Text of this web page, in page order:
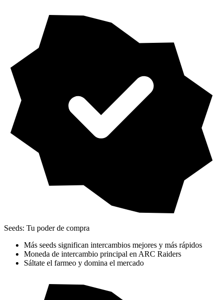
Seeds: Tu poder de compra
Más seeds significan intercambios mejores y más rápidos
Moneda de intercambio principal en ARC Raiders
Sáltate el farmeo y domina el mercado